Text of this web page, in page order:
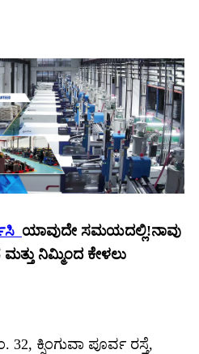
ಯಾವುದೇ ಸಮಯದಲ್ಲಿ!ನಾವು
ನಿಮ್ಮಿಂದ ಕೇಳಲು
ಕ್ಸಿಂಗುವಾ ಪೂರ್ವ ರಸ್ತೆ,